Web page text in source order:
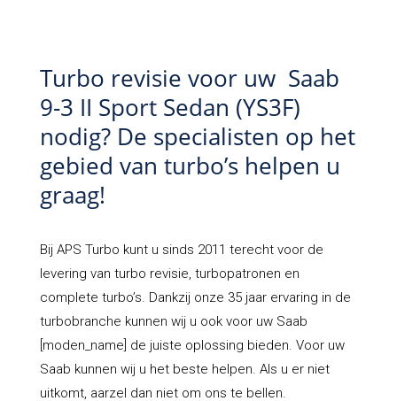
Turbo revisie voor uw Saab
9-3 II Sport Sedan (YS3F)
nodig? De specialisten op het
gebied van turbo’s helpen u
graag!
Bij APS Turbo kunt u sinds 2011 terecht voor de
levering van turbo revisie, turbopatronen en
complete turbo’s. Dankzij onze 35 jaar ervaring in de
turbobranche kunnen wij u ook voor uw Saab
[moden_name] de juiste oplossing bieden. Voor uw
Saab kunnen wij u het beste helpen. Als u er niet
uitkomt, aarzel dan niet om ons te bellen.